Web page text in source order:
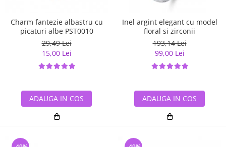
Charm fantezie albastru cu
picaturi albe PST0010
29,49 Lei
15,00 Lei
ADAUGA IN COS
Inel argint elegant cu model
floral si zirconii
193,14 Lei
99,00 Lei
ADAUGA IN COS